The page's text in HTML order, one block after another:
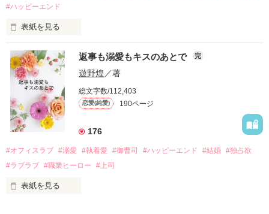
酔った勢いで一夜を共にしてしまった。
さらに、美桜が初めてだと知った哲平は
『責任をとる、結婚しよう』と真っ直ぐに告げてきた。
戸惑う美桜とは裏腹に、好きという気持ちを隠すことなく
甘やかしてくる。
そんなある日、哲平は美桜がストーカー被害に
遭っていることを知る。
美桜を守るため、哲平は同居を提案してきて――。
夏木美桜(なつきみお)
鳴海哲平 (なるみてっぺい)
#ハッピーエンド
表紙を見る
おかしな噂を流されて前の職場でうまくいかなかった梅田美
桜は、海外で傷心旅行をしていたところ、日本人美青年と出会
い、酒の勢いもあり一夜限りの関係となる。
帰国後、美桜は新しい職場でワンナイトした美青年と再会。
なんと彼の正体は、とある財閥御曹司にも関わらず、一族を離
れて起業した新進気鋭の実業家、社内でも冷徹だと評判な社長
――御影恭司その人だったのだ――！
なぜか恭司から飼い猫の世話係を命じられた美桜は、猫の世
の関係となってしまい――？
返事も溺愛もキスのあとで 完
遊野煌 ／著
総文字数/112,403
恋愛(純愛) 190ページ
176
#オフィスラブ #溺愛 #執着愛 #御曹司 #ハッピーエンド #結婚 #独占欲
#ラブラブ #職業ヒーロー #上司
表紙を見る